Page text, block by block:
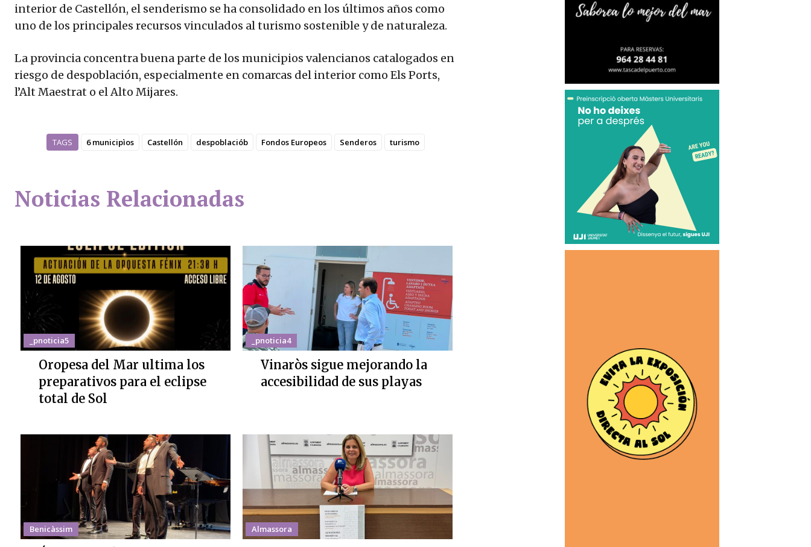
interior de Castellón, el senderismo se ha consolidado en los últimos años como
uno de los principales recursos vinculados al turismo sostenible y de naturaleza.
La provincia concentra buena parte de los municipios valencianos catalogados en
riesgo de despoblación, especialmente en comarcas del interior como Els Ports,
l’Alt Maestrat o el Alto Mijares.
TAGS 6 municipìos Castellón despoblaciób Fondos Europeos Senderos turismo
Noticias Relacionadas
_pnoticia5
Oropesa del Mar ultima los
preparativos para el eclipse
total de Sol
_pnoticia4
Vinaròs sigue mejorando la
accesibilidad de sus playas
Benicàssim Almassora